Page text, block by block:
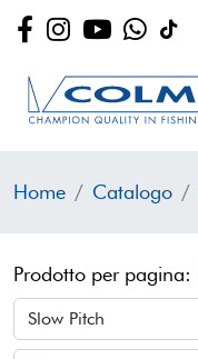
Home Catalogo
Prodotto per pagina: